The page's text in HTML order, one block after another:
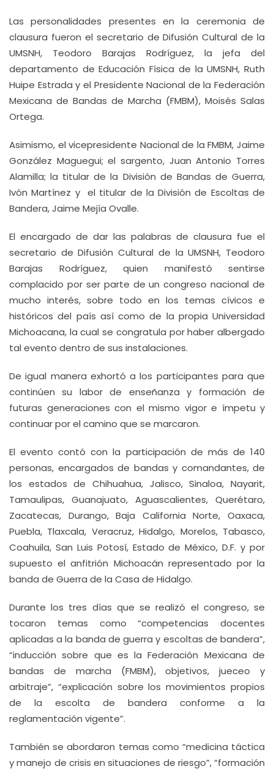
Las personalidades presentes en la ceremonia de
clausura fueron el secretario de Difusión Cultural de la
UMSNH, Teodoro Barajas Rodríguez, la jefa del
departamento de Educación Física de la UMSNH, Ruth
Huipe Estrada y el Presidente Nacional de la Federación
Mexicana de Bandas de Marcha (FMBM), Moisés Salas
Ortega.
Asimismo, el vicepresidente Nacional de la FMBM, Jaime
González Maguegui; el sargento, Juan Antonio Torres
Alamilla; la titular de la División de Bandas de Guerra,
Ivón Martínez y el titular de la División de Escoltas de
Bandera, Jaime Mejía Ovalle.
El encargado de dar las palabras de clausura fue el
secretario de Difusión Cultural de la UMSNH, Teodoro
Barajas Rodríguez, quien manifestó sentirse
complacido por ser parte de un congreso nacional de
mucho interés, sobre todo en los temas cívicos e
históricos del país así como de la propia Universidad
Michoacana, la cual se congratula por haber albergado
tal evento dentro de sus instalaciones.
De igual manera exhortó a los participantes para que
continúen su labor de enseñanza y formación de
futuras generaciones con el mismo vigor e ímpetu y
continuar por el camino que se marcaron.
El evento contó con la participación de más de 140
personas, encargados de bandas y comandantes, de
los estados de Chihuahua, Jalisco, Sinaloa, Nayarit,
Tamaulipas, Guanajuato, Aguascalientes, Querétaro,
Zacatecas, Durango, Baja California Norte, Oaxaca,
Puebla, Tlaxcala, Veracruz, Hidalgo, Morelos, Tabasco,
Coahuila, San Luis Potosí, Estado de México, D.F. y por
supuesto el anfitrión Michoacán representado por la
banda de Guerra de la Casa de Hidalgo.
Durante los tres días que se realizó el congreso, se
tocaron temas como “competencias docentes
aplicadas a la banda de guerra y escoltas de bandera”,
“inducción sobre que es la Federación Mexicana de
bandas de marcha (FMBM), objetivos, jueceo y
arbitraje”, “explicación sobre los movimientos propios
de la escolta de bandera conforme a la
reglamentación vigente”.
También se abordaron temas como “medicina táctica
y manejo de crisis en situaciones de riesgo”, “formación